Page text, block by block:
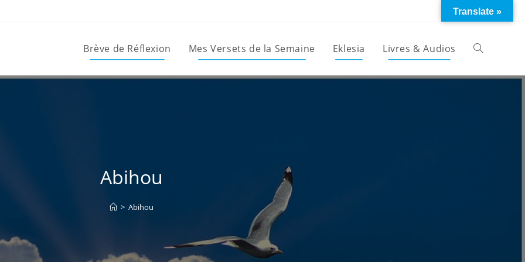
Brève de Réflexion Mes Versets de la Semaine Eklesia Livres & Audios Toggle
Abihou
> Abihou
Translate »